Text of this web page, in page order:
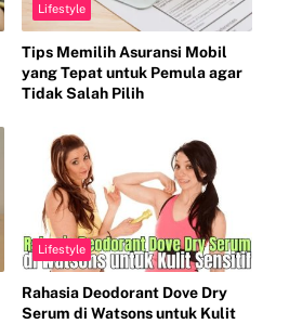
Lifestyle
Tips Memilih Asuransi Mobil
yang Tepat untuk Pemula agar
Tidak Salah Pilih
Lifestyle
Rahasia Deodorant Dove Dry
Serum di Watsons untuk Kulit